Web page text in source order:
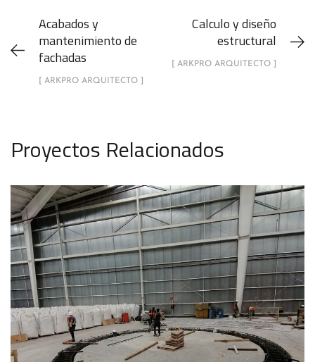
Acabados y
mantenimiento de
fachadas
[ ARKPRO ARQUITECTO ]
Calculo y diseño
estructural
[ ARKPRO ARQUITECTO ]
Proyectos Relacionados
Obra civil
ARKPRO ARQUITECTO